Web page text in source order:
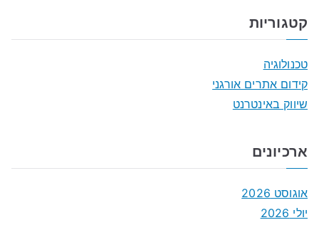
קטגוריות
טכנולוגיה
קידום אתרים אורגני
שיווק באינטרנט
ארכיונים
אוגוסט 2026
יולי 2026